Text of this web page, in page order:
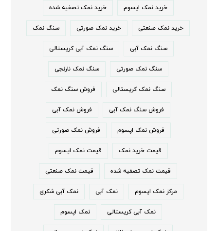
خرید نمک اپسوم خرید نمک تصفیه شده
خرید نمک صنعتی خرید نمک صورتی سنگ نمک
سنگ نمک آبی سنگ نمک آبی کریستالی
سنگ نمک صورتی سنگ نمک نارنجی
سنگ نمک کریستالی فروش سنگ نمک
فروش سنگ نمک آبی فروش نمک آبی
فروش نمک اپسوم فروش نمک صورتی
قیمت خرید نمک قیمت نمک اپسوم
قیمت نمک تصفیه شده قیمت نمک صنعتی
مرکز نمک اپسوم نمک آبی نمک آبی شکری
نمک آبی کریستالی نمک اپسوم